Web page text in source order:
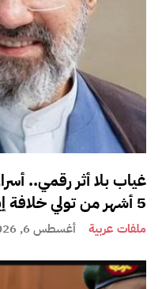
غياب بلا أثر رقمي..
5 أشهر من تولي خلافة إيران
ملفات عربية أغسطس 6, 2026